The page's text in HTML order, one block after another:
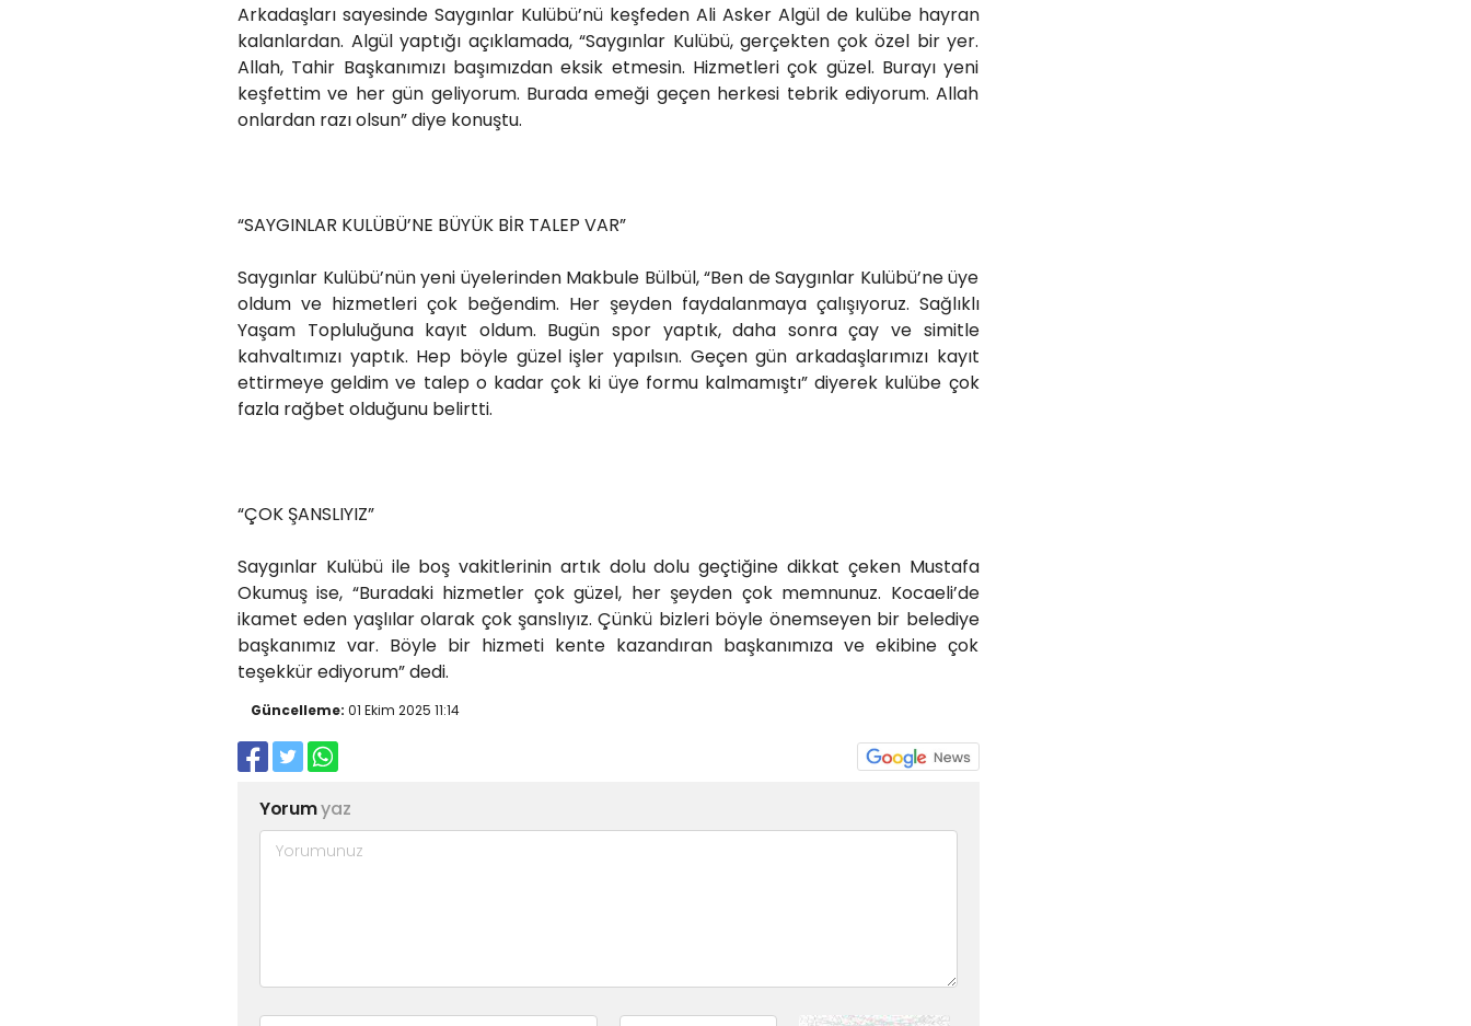
Arkadaşları sayesinde Saygınlar Kulübü’nü keşfeden Ali Asker Algül de kulübe hayran
kalanlardan. Algül yaptığı açıklamada, “Saygınlar Kulübü, gerçekten çok özel bir yer.
Allah, Tahir Başkanımızı başımızdan eksik etmesin. Hizmetleri çok güzel. Burayı yeni
keşfettim ve her gün geliyorum. Burada emeği geçen herkesi tebrik ediyorum. Allah
onlardan razı olsun” diye konuştu.
“SAYGINLAR KULÜBÜ’NE BÜYÜK BİR TALEP VAR”
Saygınlar Kulübü’nün yeni üyelerinden Makbule Bülbül, “Ben de Saygınlar Kulübü’ne üye
oldum ve hizmetleri çok beğendim. Her şeyden faydalanmaya çalışıyoruz. Sağlıklı
Yaşam Topluluğuna kayıt oldum. Bugün spor yaptık, daha sonra çay ve simitle
kahvaltımızı yaptık. Hep böyle güzel işler yapılsın. Geçen gün arkadaşlarımızı kayıt
ettirmeye geldim ve talep o kadar çok ki üye formu kalmamıştı” diyerek kulübe çok
fazla rağbet olduğunu belirtti.
“ÇOK ŞANSLIYIZ”
Saygınlar Kulübü ile boş vakitlerinin artık dolu dolu geçtiğine dikkat çeken Mustafa
Okumuş ise, “Buradaki hizmetler çok güzel, her şeyden çok memnunuz. Kocaeli’de
ikamet eden yaşlılar olarak çok şanslıyız. Çünkü bizleri böyle önemseyen bir belediye
başkanımız var. Böyle bir hizmeti kente kazandıran başkanımıza ve ekibine çok
teşekkür ediyorum” dedi.
Güncelleme: 01 Ekim 2025 11:14
Yorumyaz